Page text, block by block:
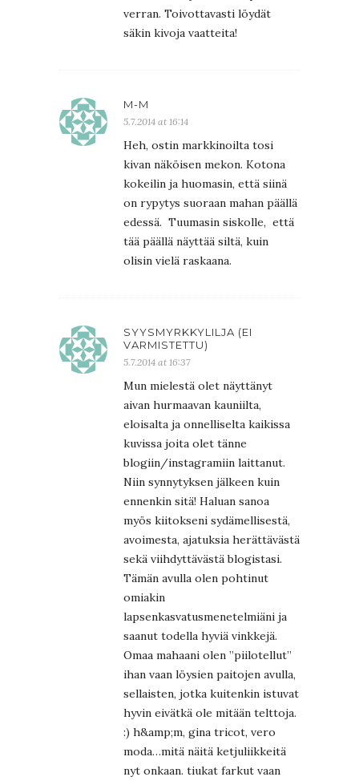
verran. Toivottavasti löydät
säkin kivoja vaatteita!
M-M
5.7.2014 at 16:14
Heh, ostin markkinoilta tosi
kivan näköisen mekon. Kotona
kokeilin ja huomasin, että siinä
on rypytys suoraan mahan päällä
edessä. Tuumasin siskolle, että
tää päällä näyttää siltä, kuin
olisin vielä raskaana.
SYYSMYRKKYLILJA (EI
VARMISTETTU)
5.7.2014 at 16:37
Mun mielestä olet näyttänyt
aivan hurmaavan kauniilta,
eloisalta ja onnelliselta kaikissa
kuvissa joita olet tänne
blogiin/instagramiin laittanut.
Niin synnytyksen jälkeen kuin
ennenkin sitä! Haluan sanoa
myös kiitokseni sydämellisestä,
avoimesta, ajatuksia herättävästä
sekä viihdyttävästä blogistasi.
Tämän avulla olen pohtinut
omiakin
lapsenkasvatusmenetelmiäni ja
saanut todella hyviä vinkkejä.
Omaa mahaani olen ”piilotellut”
ihan vaan löysien paitojen avulla,
sellaisten, jotka kuitenkin istuvat
hyvin eivätkä ole mitään telttoja.
:) h&amp;m, gina tricot, vero
moda…mitä näitä ketjuliikkeitä
nyt onkaan. tiukat farkut vaan